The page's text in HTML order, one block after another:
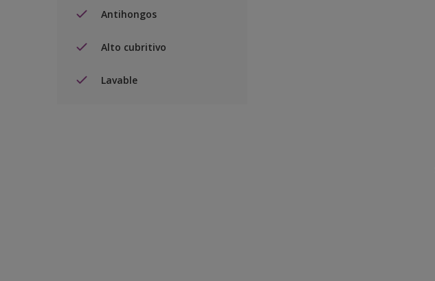
Antihongos
Alto cubritivo
Lavable